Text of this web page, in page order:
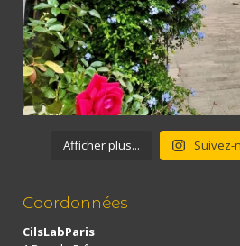
Afficher plus... Suivez-
Coordonnées
CilsLabParis